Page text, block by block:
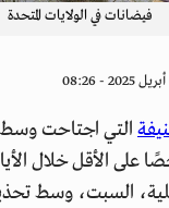
فيضانات في الولايات المتحدة
التي اجتاحت
بحياة 17 شخصًا على الأقل
السبت، وسط